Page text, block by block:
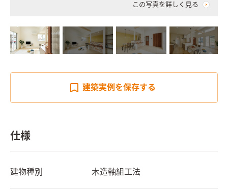
この写真を詳しく見る
建築実例を保存する
仕様
建物種別 木造軸組工法